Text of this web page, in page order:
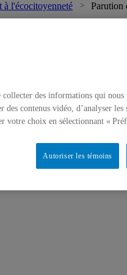
à l'écocitoyenneté Parution
des informations qui nous
contenus vidéo, d’analyser les
votre choix en sélectionnant «
Autoriser les témoins